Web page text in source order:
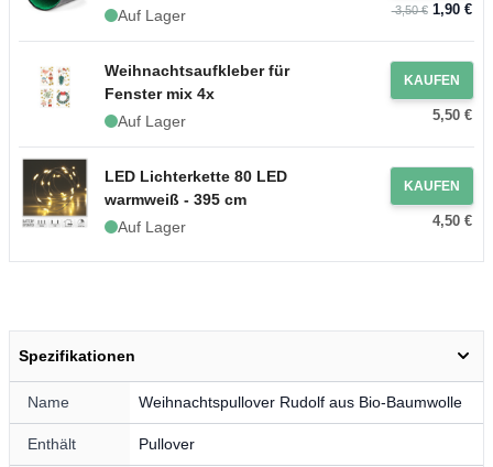
Auf Lager
3,50 €1,90 €
Weihnachtsaufkleber für
Fenster mix 4x
Auf Lager
KAUFEN
5,50 €
LED Lichterkette 80 LED
warmweiß - 395 cm
Auf Lager
KAUFEN
4,50 €
Spezifikationen
Name Weihnachtspullover Rudolf aus Bio-Baumwolle
Enthält Pullover